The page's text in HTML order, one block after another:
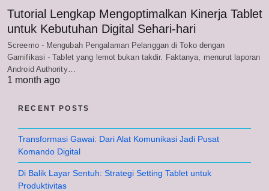
Tutorial Lengkap Mengoptimalkan Kinerja Tablet
untuk Kebutuhan Digital Sehari-hari
Screemo - Mengubah Pengalaman Pelanggan di Toko dengan
Gamifikasi - Tablet yang lemot bukan takdir. Faktanya, menurut laporan
Android Authority…
1 month ago
RECENT POSTS
Transformasi Gawai: Dari Alat Komunikasi Jadi Pusat
Komando Digital
Di Balik Layar Sentuh: Strategi Setting Tablet untuk
Produktivitas